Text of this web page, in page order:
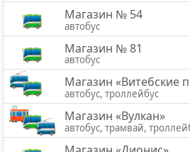
Магазин № 54
автобус
Магазин № 81
автобус
Магазин «Витебские
автобус, троллейбус
Магазин «Вулкан»
автобус, трамвай,